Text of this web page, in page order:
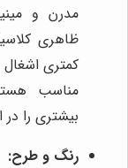
مدرن و
ظاهری
کمتری
مناسب
بیشتری را در
رنگ و طرح: